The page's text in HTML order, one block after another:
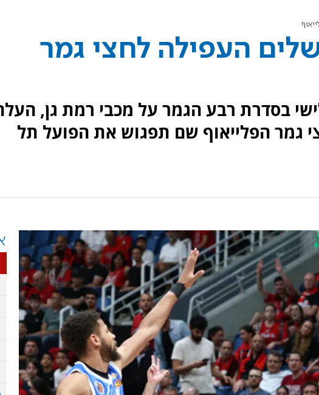
העפילה לחצי גמר
בסדרת רבע הגמר על מכבי רמת גן,
גמר הפלייאוף שם תפגוש את הפועל תל